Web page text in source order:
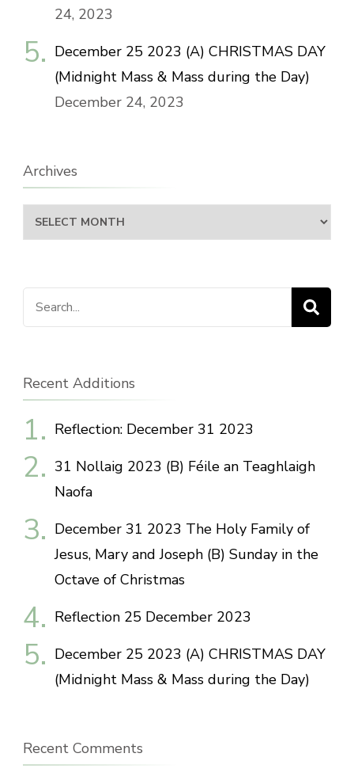
24, 2023
December 25 2023 (A) CHRISTMAS DAY
(Midnight Mass & Mass during the Day)
December 24, 2023
Archives
Archives
Search
for:
Recent Additions
Reflection: December 31 2023
31 Nollaig 2023 (B) Féile an Teaghlaigh
Naofa
December 31 2023 The Holy Family of
Jesus, Mary and Joseph (B) Sunday in the
Octave of Christmas
Reflection 25 December 2023
December 25 2023 (A) CHRISTMAS DAY
(Midnight Mass & Mass during the Day)
Recent Comments